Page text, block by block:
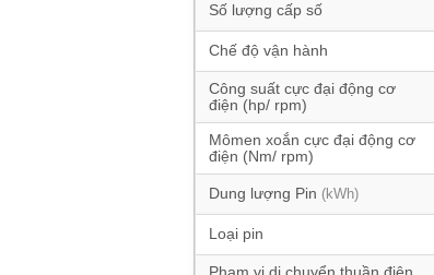
Số lượng cấp số
Chế độ vận hành
Công suất cực đại động cơ
điện (hp/ rpm)
Mômen xoắn cực đại động cơ
điện (Nm/ rpm)
Dung lượng Pin (kWh)
Loại pin